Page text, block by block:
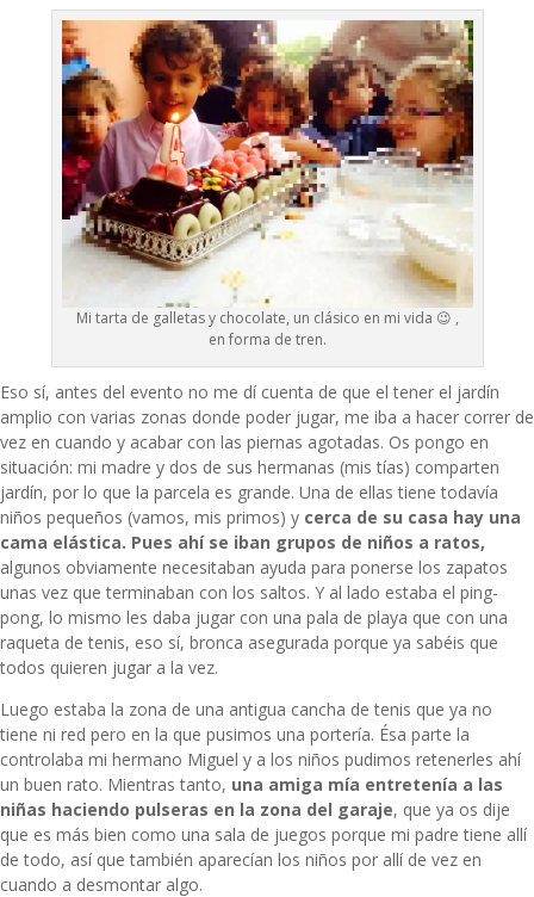
Mi tarta de galletas y chocolate, un clásico en mi vida 😉 ,
en forma de tren.
Eso sí, antes del evento no me dí cuenta de que el tener el jardín
amplio con varias zonas donde poder jugar, me iba a hacer correr de
vez en cuando y acabar con las piernas agotadas. Os pongo en
situación: mi madre y dos de sus hermanas (mis tías) comparten
jardín, por lo que la parcela es grande. Una de ellas tiene todavía
niños pequeños (vamos, mis primos) y cerca de su casa hay una
cama elástica. Pues ahí se iban grupos de niños a ratos,
algunos obviamente necesitaban ayuda para ponerse los zapatos
unas vez que terminaban con los saltos. Y al lado estaba el ping-
pong, lo mismo les daba jugar con una pala de playa que con una
raqueta de tenis, eso sí, bronca asegurada porque ya sabéis que
todos quieren jugar a la vez.
Luego estaba la zona de una antigua cancha de tenis que ya no
tiene ni red pero en la que pusimos una portería. Ésa parte la
controlaba mi hermano Miguel y a los niños pudimos retenerles ahí
un buen rato. Mientras tanto, una amiga mía entretenía a las
niñas haciendo pulseras en la zona del garaje, que ya os dije
que es más bien como una sala de juegos porque mi padre tiene allí
de todo, así que también aparecían los niños por allí de vez en
cuando a desmontar algo.